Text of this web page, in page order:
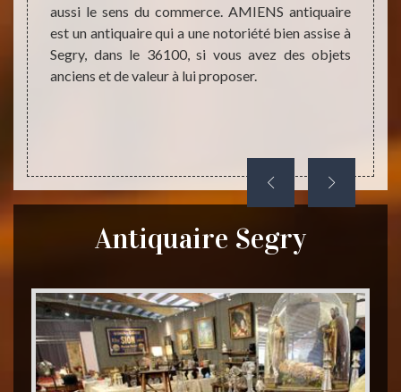
être
à
et
aussi le sens du commerce. AMIENS antiquaire
est un antiquaire qui a une notoriété bien assise à
Segry, dans le 36100, si vous avez des objets
anciens et de valeur à lui proposer.
Antiquaire Segry